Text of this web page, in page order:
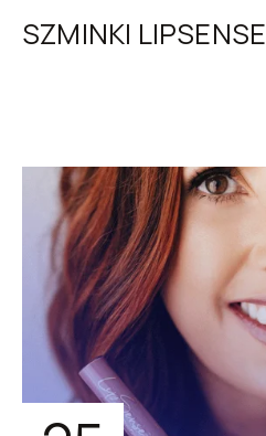
SZMINKI LIPSENSE